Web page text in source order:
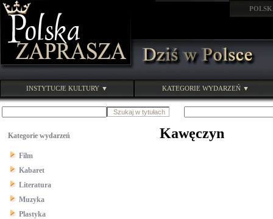
INSTYTUCJE KULTURY ▼ KATEGORIE WYDARZEŃ ▼
Kategorie wydarzeń
Film
Kabaret
Literatura
Muzyka
Plastyka
Kawęczyn